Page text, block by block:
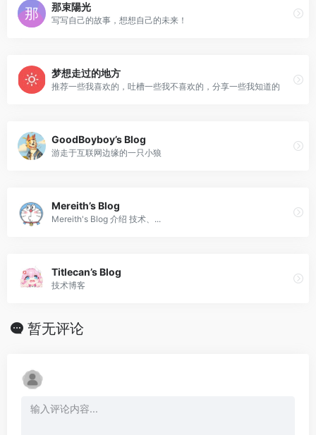
那束陽光
写写自己的故事，想想自己的未来！
梦想走过的地方
推荐一些我喜欢的，吐槽一些我不喜欢的，分享一些我知道的
GoodBoyboy’s Blog
游走于互联网边缘的一只小狼
Mereith’s Blog
Mereith's Blog 介绍 技术、...
Titlecan’s Blog
技术博客
暂无评论